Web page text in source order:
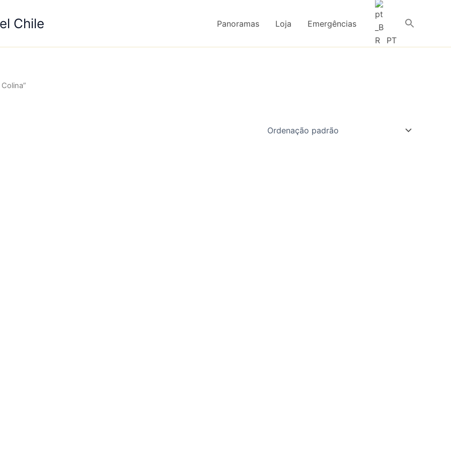
Chile Panoramas Loja
Emergências
PT